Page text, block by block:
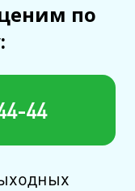
по
44